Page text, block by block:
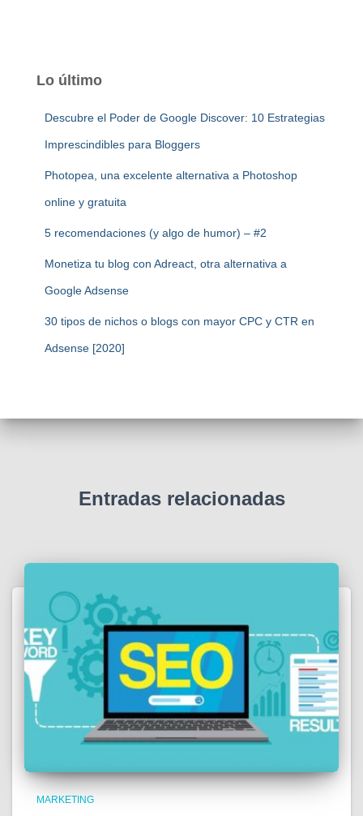
Lo último
Descubre el Poder de Google Discover: 10 Estrategias
Imprescindibles para Bloggers
Photopea, una excelente alternativa a Photoshop
online y gratuita
5 recomendaciones (y algo de humor) – #2
Monetiza tu blog con Adreact, otra alternativa a
Google Adsense
30 tipos de nichos o blogs con mayor CPC y CTR en
Adsense [2020]
Entradas relacionadas
MARKETING